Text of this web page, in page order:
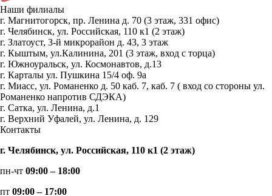
Наши филиалы
г. Магнитогорск, пр. Ленина д. 70 (3 этаж, 331 офис)
г. Челябинск, ул. Российская, 110 к1 (2 этаж)
г. Златоуст, 3-й микрорайон д. 43, 3 этаж
г. Кыштым, ул.Калинина, 201 (3 этаж, вход с торца)
г. Южноуральск, ул. Космонавтов, д.13
г. Карталы ул. Пушкина 15/4 оф. 9а
г. Миасс, ул. Романенко д. 50 каб. 7, каб. 7 ( вход со стороны ул.
Романенко напротив СДЭКА)
г. Сатка, ул. Ленина, д.1
г. Верхний Уфалей, ул. Ленина, д. 129
Контакты
г. Челябинск, ул. Российская, 110 к1 (2 этаж)
пн-чт 09:00 – 18:00
пт 09:00 – 17:00